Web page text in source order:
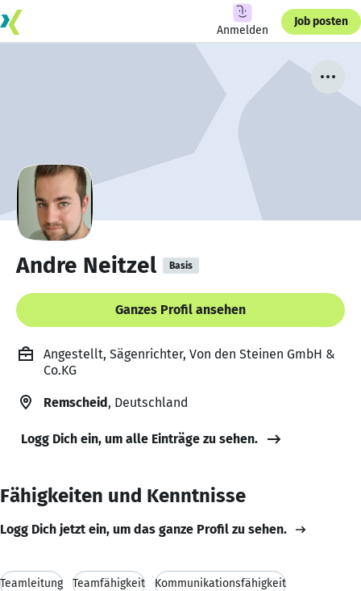
Anmelden
Job posten
Andre Neitzel Basis
Ganzes Profil ansehen
Angestellt, Sägenrichter, Von den Steinen GmbH &
Co.KG
Remscheid, Deutschland
Logg Dich ein, um alle Einträge zu sehen.
Fähigkeiten und Kenntnisse
Logg Dich jetzt ein, um das ganze Profil zu sehen.
Teamleitung Teamfähigkeit Kommunikationsfähigkeit